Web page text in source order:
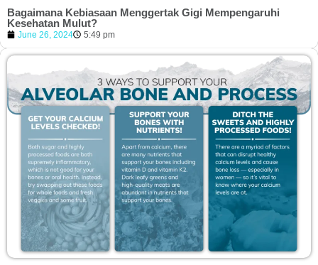
Bagaimana Kebiasaan Menggertak Gigi Mempengaruhi
Kesehatan Mulut?
June 26, 2024 5:49 pm